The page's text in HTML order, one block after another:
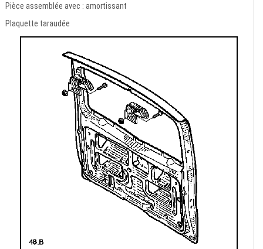
Pièce assemblée avec : amortissant
Plaquette taraudée